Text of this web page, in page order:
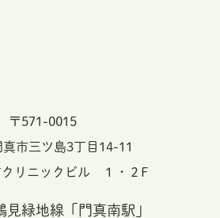
〒571-0015
真市三ツ島3丁目14-11
クリニックビル １・２F
緑地線「門真南駅」